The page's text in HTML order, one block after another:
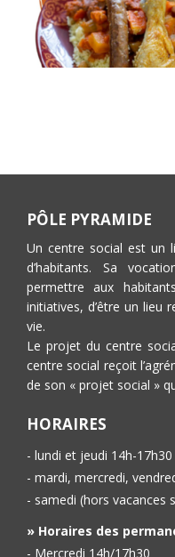
PÔLE PYRAMIDE
Un centre social est un
d’habitants. Sa
permettre aux
initiatives, d’être un lieu
vie.
Le projet du centre
centre social reçoit
de son « projet social »
HORAIRES
- lundi et jeudi 14h-17h30
- mardi, mercredi,
- samedi (hors vacances
» Horaires des
- Mercredi 14h/17h30